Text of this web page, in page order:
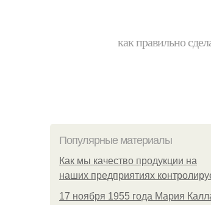
как правильно
Популярные материалы
Как мы качество продукции на
наших предприятиях
17 ноября 1955 года Мария